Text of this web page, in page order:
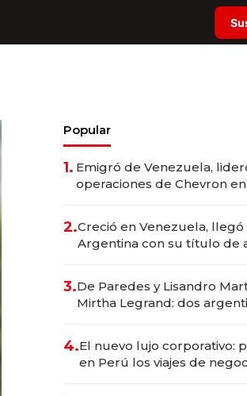
Popular
1. Emigró de Venezuela,
operaciones de Chevron en
2.Creció en Venezuela, llegó
Argentina con su título de
marcas "fast premium"
3.De Paredes y Lisandro
Mirtha Legrand: dos
4.El nuevo lujo corporativo:
en Perú los viajes de